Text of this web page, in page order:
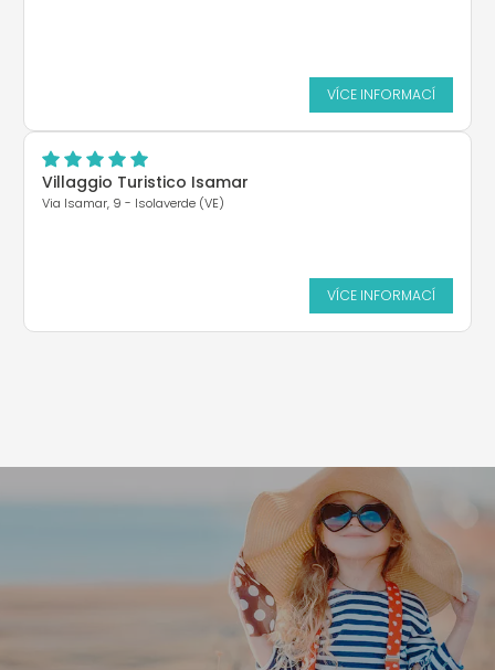
VÍCE INFORMACÍ
Villaggio Turistico Isamar
Via Isamar, 9 - Isolaverde (VE)
VÍCE INFORMACÍ